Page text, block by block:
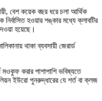
বেশ কয়েক বছর ধরে চলা আর্থিক
হওয়ার শঙ্কার মধ্যে ক্লাবটির
হয়েছে।
থাকা ব্যবসায়ী জেরার্ড
করার পাশাপাশি ভবিষ্যতে
ইউরো পুনরুদ্ধারের যে শর্ত বা ক্লজ